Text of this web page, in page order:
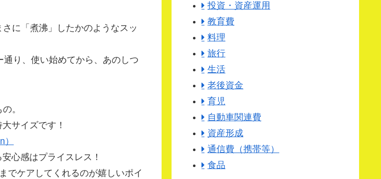
に「煮沸」したかのようなスッ
通り、使い始めてから、あのしつ
。
サイズです！
心感はプライスレス！
でケアしてくれるのが嬉しいポイ
投資・資産運用
教育費
料理
旅行
生活
老後資金
育児
自動車関連費
資産形成
通信費（携帯等）
食品